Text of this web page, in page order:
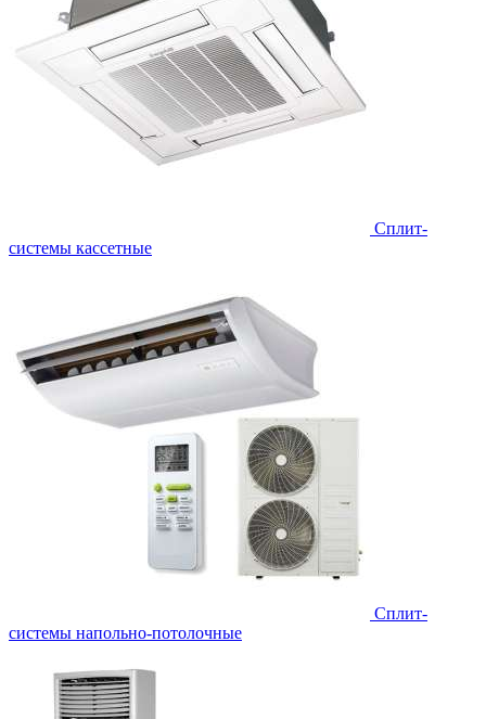
Сплит-
системы кассетные
Сплит-
системы напольно-потолочные